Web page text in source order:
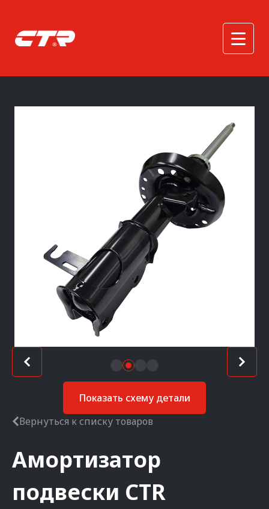
Показать схему детали
Вернуться к списку товаров
Амортизатор
подвески CTR